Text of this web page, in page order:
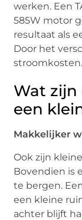
werken. Een
585W motor
resultaat als
Door het
stroomkosten.
Wat zijn
een
Makkelijker
Ook zijn
Bovendien is
te bergen.
een kleine
achter blijft